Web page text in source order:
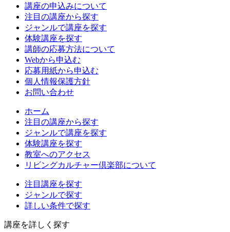
講座の申込みについて
注目の講座から探す
ジャンルで講座を探す
体験講座を探す
講師の応募方法について
Webから申込む
応募用紙から申込む
個人情報保護方針
お問い合わせ
ホーム
注目の講座から探す
ジャンルで講座を探す
体験講座を探す
教室へのアクセス
リビングカルチャー倶楽部について
注目講座を探す
ジャンルで探す
詳しい条件で探す
講座を詳しく探す